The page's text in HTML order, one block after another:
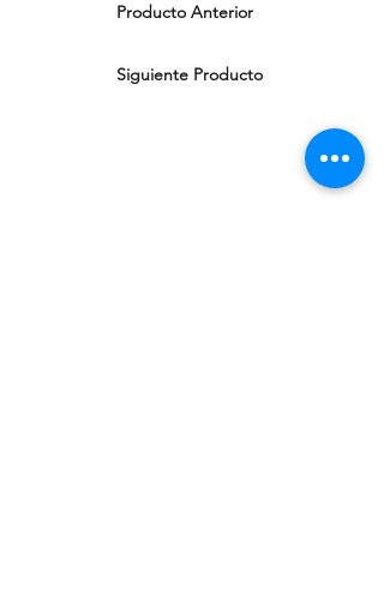
Producto Anterior
Siguiente Producto